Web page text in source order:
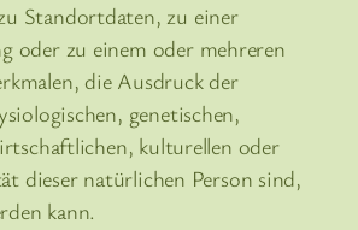
Standortdaten, zu einer
oder zu einem oder mehreren
die Ausdruck der
genetischen,
kulturellen oder
dieser natürlichen Person sind,
kann.